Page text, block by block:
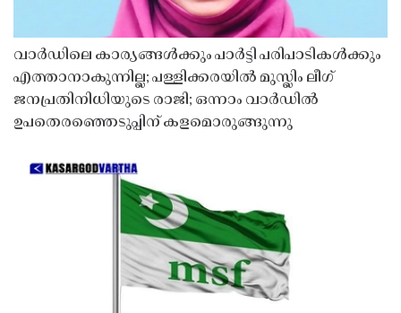
വാർഡിലെ കാര്യങ്ങൾക്കും പാർട്ടി പരിപാടികൾക്കും
എത്താനാകുന്നില്ല; പള്ളിക്കരയിൽ മുസ്ലിം ലീഗ്
ജനപ്രതിനിധിയുടെ രാജി; ഒന്നാം വാർഡിൽ
ഉപതെരഞ്ഞെടുപ്പിന് കളമൊരുങ്ങുന്നു